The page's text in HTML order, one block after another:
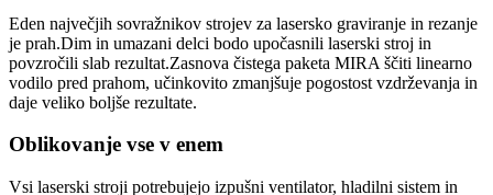
Eden največjih sovražnikov strojev za lasersko graviranje in rezanje
je prah.Dim in umazani delci bodo upočasnili laserski stroj in
povzročili slab rezultat.Zasnova čistega paketa MIRA ščiti linearno
vodilo pred prahom, učinkovito zmanjšuje pogostost vzdrževanja in
daje veliko boljše rezultate.
Oblikovanje vse v enem
Vsi laserski stroji potrebujejo izpušni ventilator, hladilni sistem in